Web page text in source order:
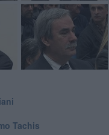
Tachis